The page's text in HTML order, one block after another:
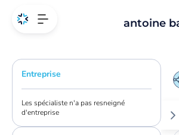
Entreprise
Les spécialiste n'a pas resneigné
d'entreprise
antoine